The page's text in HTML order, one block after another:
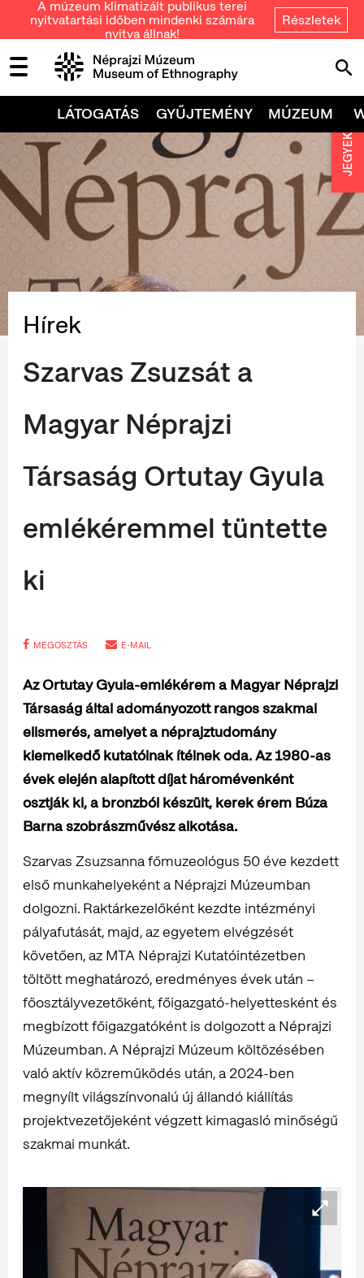
A múzeum klimatizált publikus terei
nyitvatartási időben mindenki számára
nyitva állnak!
Részletek
LÁTOGATÁS GYŰJTEMÉNY MÚZEUM
Hírek
Szarvas Zsuzsát a
Magyar Néprajzi
Társaság Ortutay Gyula
emlékéremmel tüntette
ki
MEGOSZTÁS E-MAIL
Az Ortutay Gyula-emlékérem a Magyar Néprajzi
Társaság által adományozott rangos szakmai
elismerés, amelyet a néprajztudomány
kiemelkedő kutatóinak ítélnek oda. Az 1980-as
évek elején alapított díjat háromévenként
osztják ki, a bronzból készült, kerek érem Búza
Barna szobrászművész alkotása.
Szarvas Zsuzsanna főmuzeológus 50 éve kezdett
első munkahelyeként a Néprajzi Múzeumban
dolgozni. Raktárkezelőként kezdte intézményi
pályafutását, majd, az egyetem elvégzését
követően, az MTA Néprajzi Kutatóintézetben
töltött meghatározó, eredményes évek után –
főosztályvezetőként, főigazgató-helyettesként és
megbízott főigazgatóként is dolgozott a Néprajzi
Múzeumban. A Néprajzi Múzeum költözésében
való aktív közreműködés után, a 2024-ben
megnyílt világszínvonalú új állandó kiállítás
projektvezetőjeként végzett kimagasló minőségű
szakmai munkát.
JEGYEK